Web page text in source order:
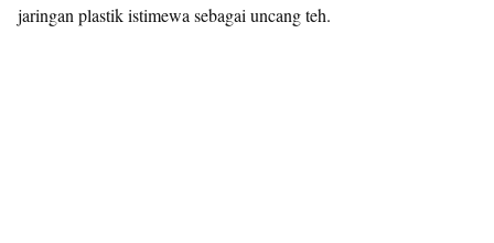
jaringan plastik istimewa sebagai uncang teh.